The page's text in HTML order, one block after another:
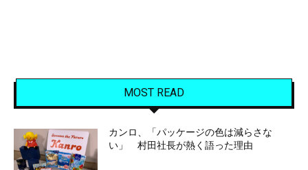
MOST READ
カンロ、「パッケージの色は減らさな
い」 村田社長が熱く語った理由